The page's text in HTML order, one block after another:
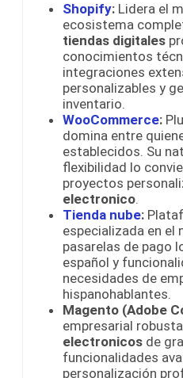
Shopify: Lidera el
ecosistema
tiendas digitales
conocimientos
integraciones
personalizables y
inventario.
WooCommerce:
domina entre
establecidos. Su
flexibilidad lo
proyectos
electronico.
Tienda nube:
especializada en el
pasarelas de pago
español y
necesidades de
hispanohablantes.
Magento (Adobe
empresarial
electronicos de
funcionalidades
personalización